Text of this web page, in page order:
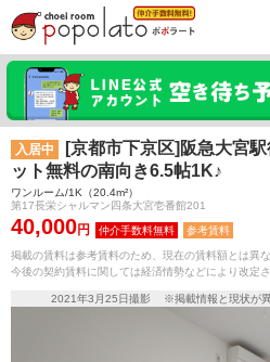
入居中
[京都市下京区]阪急大宮
ット無料の南向き6.5帖1K♪
ワンルーム/1K（20.4m²）
第17長栄シャルマン四条大宮壱番館201
40,000円 参考賃料
掲載の賃料は参考賃料のため、現在の賃料額とは異
今後の契約賃料に関しては経済情勢などにより改定
2021年3月25日撮影 ※掲載情報と現状が異